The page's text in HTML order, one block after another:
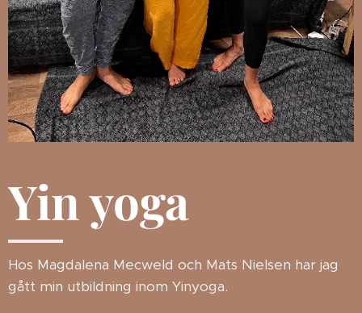
Yin yoga
Hos Magdalena Mecweld och Mats Nielsen har jag
gått min utbildning inom Yinyoga.